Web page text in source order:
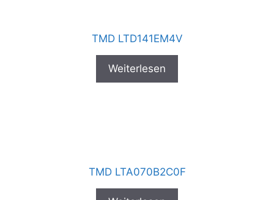
TMD LTD141EM4V
Weiterlesen
TMD LTA070B2C0F